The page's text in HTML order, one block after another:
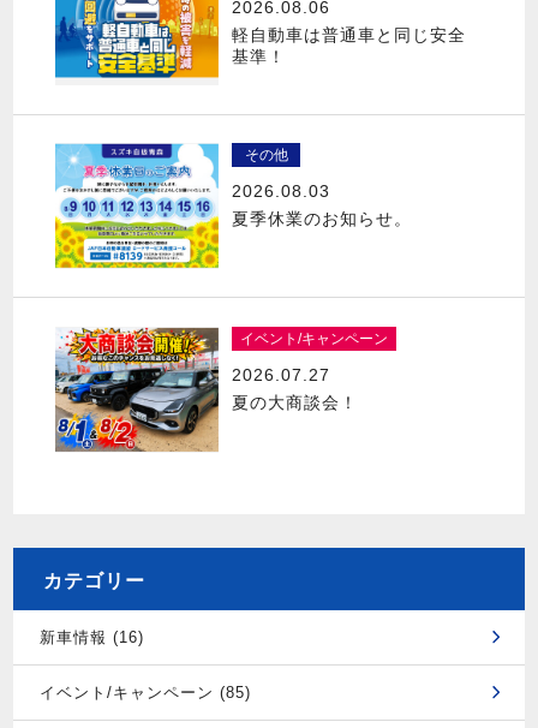
2026.08.06
軽自動車は普通車と同じ安全
基準！
その他
2026.08.03
夏季休業のお知らせ。
イベント/キャンペーン
2026.07.27
夏の大商談会！
カテゴリー
新車情報 (16)
イベント/キャンペーン (85)